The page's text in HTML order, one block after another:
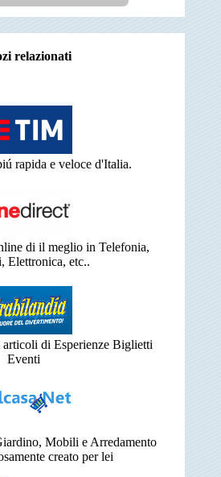
relazionati
rapida e veloce d'Italia.
di il meglio in Telefonia,
Elettronica, etc..
di Esperienze Biglietti
Eventi
Mobili e Arredamento
creato per lei